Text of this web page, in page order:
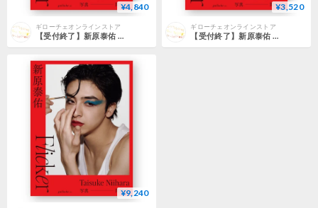
¥4,840
ギローチェオンラインストア
【受付終了】新原泰佑 写真集「Flicker」 通常表紙 + アクリルキーホルダー セット
¥3,520
ギローチェオンラインストア
【受付終了】新原泰佑 写真集「Flicker」 数量限定表紙
¥9,240